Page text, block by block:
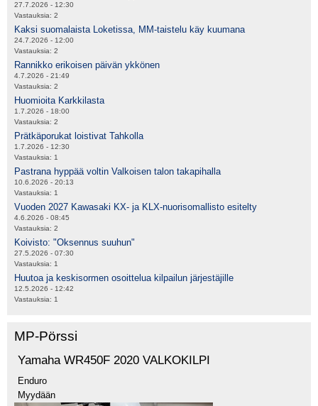
27.7.2026 - 12:30
Vastauksia: 2
Kaksi suomalaista Loketissa, MM-taistelu käy kuumana
24.7.2026 - 12:00
Vastauksia: 2
Rannikko erikoisen päivän ykkönen
4.7.2026 - 21:49
Vastauksia: 2
Huomioita Karkkilasta
1.7.2026 - 18:00
Vastauksia: 2
Prätkäporukat loistivat Tahkolla
1.7.2026 - 12:30
Vastauksia: 1
Pastrana hyppää voltin Valkoisen talon takapihalla
10.6.2026 - 20:13
Vastauksia: 1
Vuoden 2027 Kawasaki KX- ja KLX-nuorisomallisto esitelty
4.6.2026 - 08:45
Vastauksia: 2
Koivisto: "Oksennus suuhun"
27.5.2026 - 07:30
Vastauksia: 1
Huutoa ja keskisormen osoittelua kilpailun järjestäjille
12.5.2026 - 12:42
Vastauksia: 1
MP-Pörssi
Yamaha WR450F 2020 VALKOKILPI
Enduro
Myydään